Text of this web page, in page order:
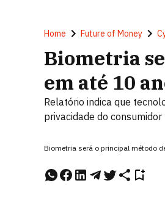
Home Future of Money
Biometria
em até 10
Relatório indica que
privacidade do consumidor
Biometria será o principal método